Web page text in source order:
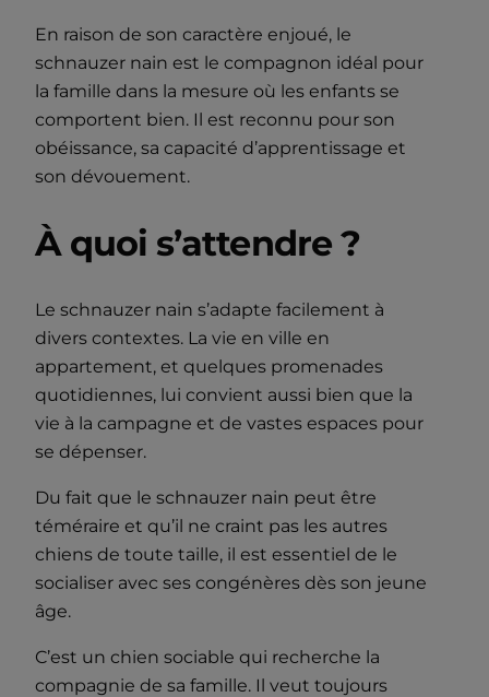
En raison de son caractère enjoué, le
schnauzer nain est le compagnon idéal pour
la famille dans la mesure où les enfants se
comportent bien. Il est reconnu pour son
obéissance, sa capacité d’apprentissage et
son dévouement.
À quoi s’attendre ?
Le schnauzer nain s’adapte facilement à
divers contextes. La vie en ville en
appartement, et quelques promenades
quotidiennes, lui convient aussi bien que la
vie à la campagne et de vastes espaces pour
se dépenser.
Du fait que le schnauzer nain peut être
téméraire et qu’il ne craint pas les autres
chiens de toute taille, il est essentiel de le
socialiser avec ses congénères dès son jeune
âge.
C’est un chien sociable qui recherche la
compagnie de sa famille. Il veut toujours